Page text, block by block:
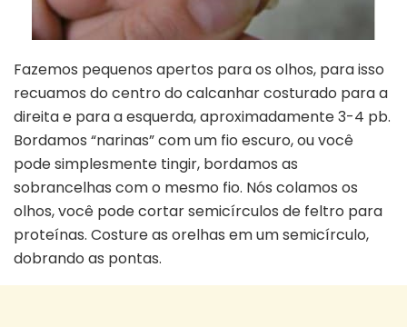
Fazemos pequenos apertos para os olhos, para isso
recuamos do centro do calcanhar costurado para a
direita e para a esquerda, aproximadamente 3-4 pb.
Bordamos “narinas” com um fio escuro, ou você
pode simplesmente tingir, bordamos as
sobrancelhas com o mesmo fio. Nós colamos os
olhos, você pode cortar semicírculos de feltro para
proteínas. Costure as orelhas em um semicírculo,
dobrando as pontas.